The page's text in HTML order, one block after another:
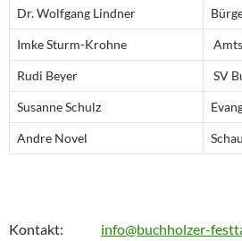
Dr. Wolfgang Lindner
Imke Sturm-Krohne
Rudi Beyer SV
Susanne Schulz
Andre Novel
Kontakt: info@buchholzer-